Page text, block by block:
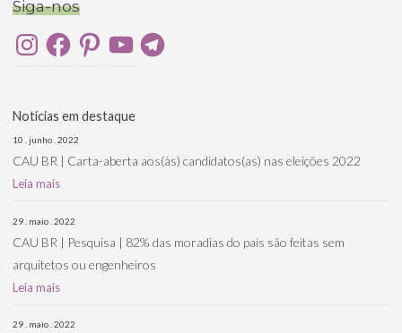
Siga-nos
InstagramFacebookPinterestYouTubeTelegram
Notícias em destaque
10 . junho . 2022
CAU BR | Carta-aberta aos(às) candidatos(as) nas eleições 2022
Leia mais
29 . maio . 2022
CAU BR | Pesquisa | 82% das moradias do país são feitas sem
arquitetos ou engenheiros
Leia mais
29 . maio . 2022